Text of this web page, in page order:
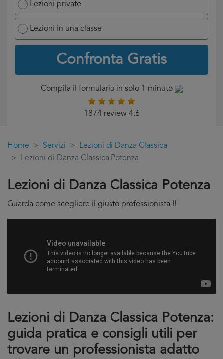
Lezioni private
Lezioni in una classe
Confronta Gratis
Compila il formulario in solo 1 minuto
1874 review 4.6
Home Servizi
Lezioni di Danza Classica
Lezioni di Danza Classica Potenza
Lezioni di Danza Classica Potenza
Guarda come scegliere il giusto professionista !!
Lezioni di Danza Classica Potenza:
guida pratica e consigli utili per
trovare un professionista adatto